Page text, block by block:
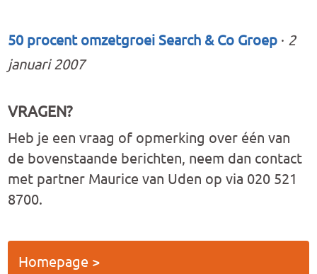
50 procent omzetgroei Search & Co Groep · 2
januari 2007
VRAGEN?
Heb je een vraag of opmerking over één van
de bovenstaande berichten, neem dan contact
met partner Maurice van Uden op via 020 521
8700.
Homepage >